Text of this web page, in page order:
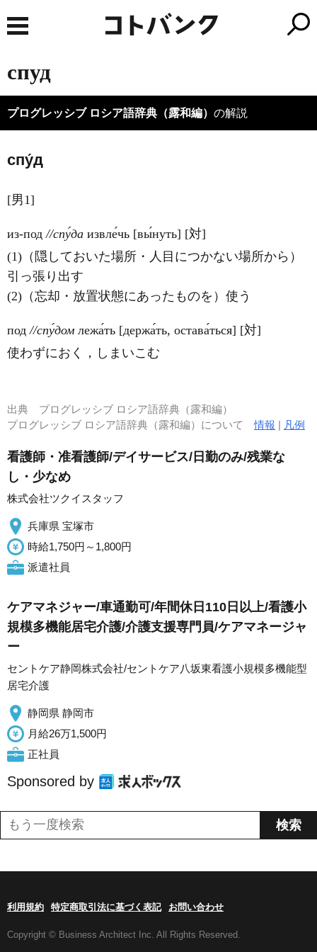
спуд
プログレッシブ ロシア語辞典（露和編） の解説
спу́д
[男1]
из-под//спу́да извле́чь [вы́нуть] [対]
(1)（隠しておいた場所・人目につかない場所から）
引っ張り出す
(2)（忘却・放置状態にあったものを）使う
под//спу́дом лежа́ть [держа́ть, остава́ться] [対]
使わずにおく，しまいこむ
出典 プログレッシブ ロシア語辞典（露和編）
プログレッシブ ロシア語辞典（露和編）について情報 | 凡例
看護師・准看護師/デイサービス/日勤のみ/残業な
し・少なめ
株式会社ツクイスタッフ
兵庫県 宝塚市
時給1,750円～1,800円
派遣社員
ケアマネジャー/車通勤可/年間休日110日以上/看護小
規模多機能居宅介護/介護支援専門員/ケアマネージャ
ー
セントケア静岡株式会社/セントケア八坂東看護小規模多機能型
居宅介護
静岡県 静岡市
月給26万1,500円
正社員
Sponsored by
利用規約 特定商取引法に基づく表記 お問い合わせ
Copyright © Business Architect Inc. All Rights Reserved.